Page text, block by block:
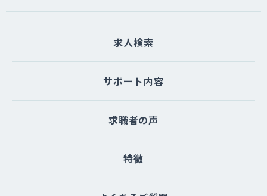
求人検索
サポート内容
求職者の声
特徴